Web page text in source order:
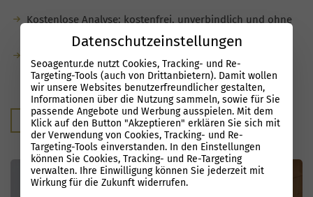
Kostenlose Analyse: kostenfrei, unverbindlich und ohne
Verpflichtung.
Du bekommst konkrete Hinweise zu
Optimierungsmöglichkeiten und erkennst, welches
Potenzial in deinen Kampagnen schlummert.
Kostenloser Audit
Datenschutzeinstellungen
Seoagentur.de nutzt Cookies, Tracking- und Re-
Targeting-Tools (auch von Drittanbietern). Damit wollen
wir unsere Websites benutzerfreundlicher gestalten,
Informationen über die Nutzung sammeln, sowie für Sie
passende Angebote und Werbung ausspielen. Mit dem
Klick auf den Button "Akzeptieren" erklären Sie sich mit
der Verwendung von Cookies, Tracking- und Re-
Targeting-Tools einverstanden. In den Einstellungen
können Sie Cookies, Tracking- und Re-Targeting
verwalten. Ihre Einwilligung können Sie jederzeit mit
Wirkung für die Zukunft widerrufen.